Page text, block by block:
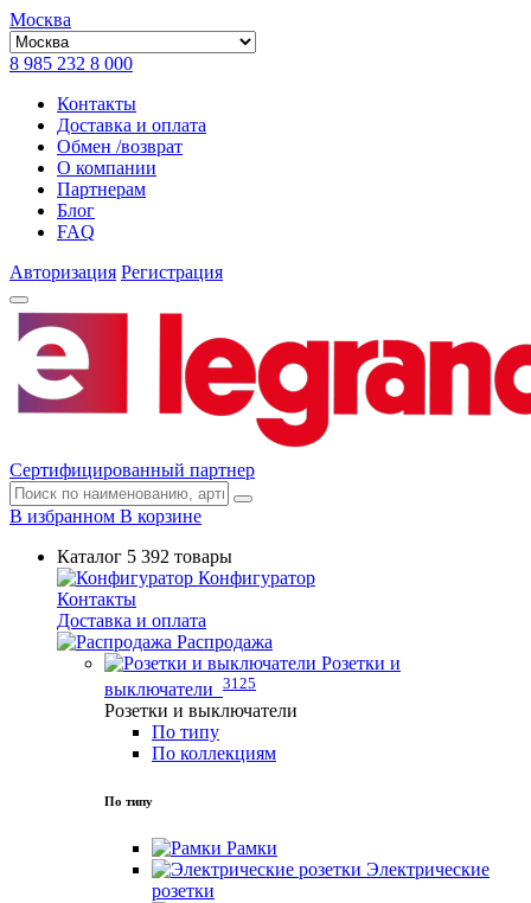
Москва
8 985 232 8 000
Контакты
Доставка и оплата
Обмен /возврат
О компании
Партнерам
Блог
FAQ
Авторизация Регистрация
Сертифицированный партнер
В избранном В корзине
Каталог 5 392 товары
Конфигуратор
Контакты
Доставка и оплата
Распродажа
Розетки и
выключатели 3125
Розетки и выключатели
По типу
По коллекциям
По типу
Рамки
Электрические
розетки